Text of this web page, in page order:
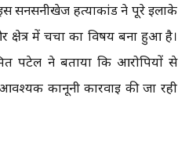
सनसनीखेज हत्याकांड ने पूरे इलाके
में चर्चा का विषय बना हुआ है।
पटेल ने बताया कि आरोपियों से
कानूनी कार्रवाई की जा रही